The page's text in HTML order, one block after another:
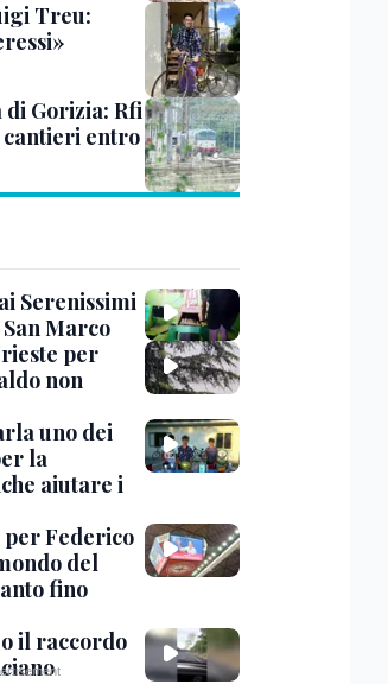
Treu:
di Gorizia: Rfi
cantieri entro
Serenissimi
Marco
per
non
uno dei
la
aiutare i
Federico
del
fino
il raccordo